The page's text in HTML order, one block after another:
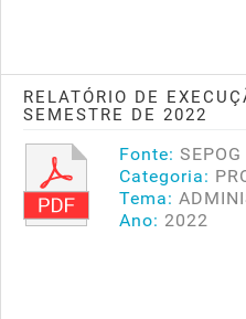
RELATÓRIO DE
SEMESTRE DE 2022
Fonte:
Categoria:
Tema:
Ano: 2022